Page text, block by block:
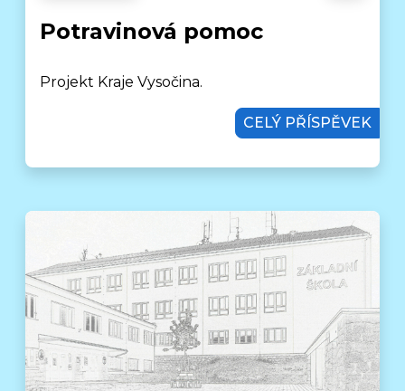
Potravinová pomoc
Projekt Kraje Vysočina.
CELÝ PŘÍSPĚVEK